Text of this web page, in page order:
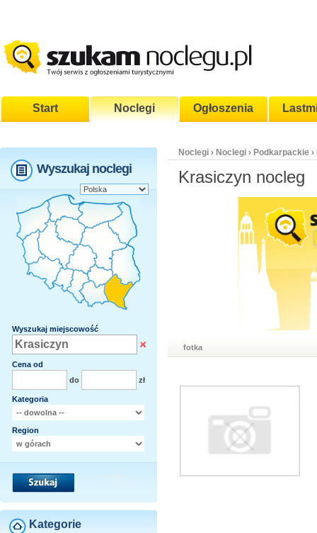
Start Noclegi Ogłoszenia
Wyszukaj noclegi
Wyszukaj miejscowość
Cena od
do
zł
Kategoria
Region
Kategorie
Noclegi › Noclegi › Podkarpackie ›
Krasiczyn nocleg
fotka